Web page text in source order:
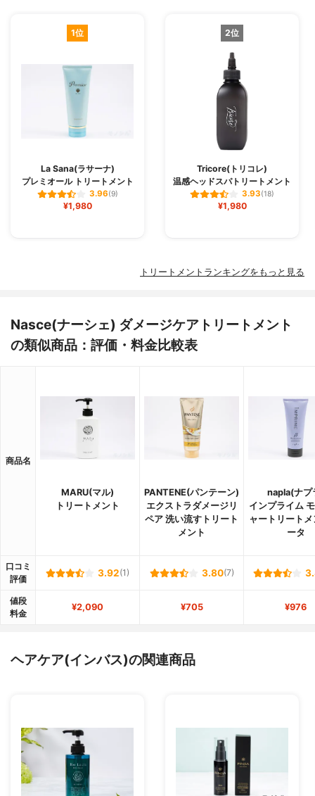
1位
La Sana(ラサーナ)
プレミオール トリートメント
3.96(9)
¥1,980
2位
Tricore(トリコレ)
温感ヘッドスパトリートメント
3.93(18)
¥1,980
トリートメントランキングをもっと見る
Nasce(ナーシェ) ダメージケアトリートメント
の類似商品：評価・料金比較表
商品名
MARU(マル)
トリートメント
PANTENE(パンテーン)
エクストラダメージリ
ペア 洗い流すトリート
メント
napla(ナプ
インプライム
ャートリート
ータ
口コミ
評価
3.92(1) 3.80(7)
値段
料金
¥2,090 ¥705 ¥976
ヘアケア(インバス)の関連商品